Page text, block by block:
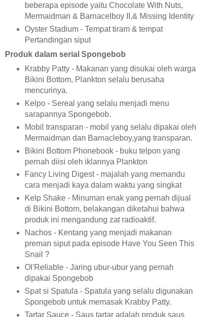
beberapa episode yaitu Chocolate With Nuts,
Mermaidman & Barnacelboy II,& Missing Identity
Oyster Stadium - Tempat tiram & tempat
Pertandingan siput
Produk dalam serial Spongebob
Krabby Patty - Makanan yang disukai oleh warga
Bikini Bottom, Plankton selalu berusaha
mencurinya.
Kelpo - Sereal yang selalu menjadi menu
sarapannya Spongebob.
Mobil transparan - mobil yang selalu dipakai oleh
Mermaidman dan Barnacleboy,yang transparan.
Bikini Bottom Phonebook - buku telpon yang
pernah diisi oleh iklannya Plankton
Fancy Living Digest - majalah yang memandu
cara menjadi kaya dalam waktu yang singkat
Kelp Shake - Minuman enak yang pernah dijual
di Bikini Bottom, belakangan diketahui bahwa
produk ini mengandung zat radioaktif.
Nachos - Kentang yang menjadi makanan
preman siput pada episode Have You Seen This
Snail ?
Ol'Reliable - Jaring ubur-ubur yang pernah
dipakai Spongebob
Spat si Spatula - Spatula yang selalu digunakan
Spongebob untuk memasak Krabby Patty.
Tartar Sauce - Saus tartar adalah produk saus